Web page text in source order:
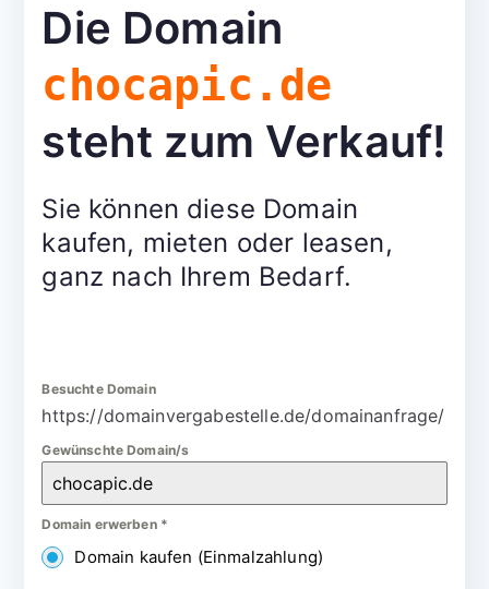
Die Domain
chocapic.de
steht zum Verkauf!
Sie können diese Domain
kaufen, mieten oder leasen,
ganz nach Ihrem Bedarf.
Besuchte Domain
https://domainvergabestelle.de/domainanfrage/
Gewünschte Domain/s
Domain erwerben *
Domain kaufen (Einmalzahlung)